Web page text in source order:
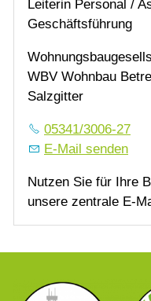
Leiterin Personal /
Geschäftsführung
WBV Wohnbau
Salzgitter
05341/3006-27
E-Mail senden
Nutzen Sie für Ihre
unsere zentrale E-